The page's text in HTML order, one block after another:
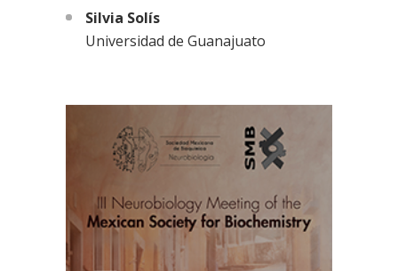
Silvia Solís
Universidad de Guanajuato